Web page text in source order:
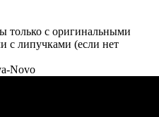
только с оригинальными
с липучками (если нет
Novo